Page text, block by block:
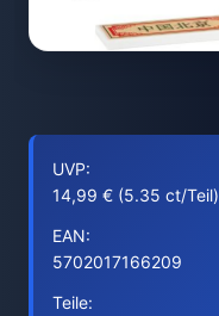
UVP:
14,99 € (5.35 ct/Teil)
EAN:
5702017166209
Teile: